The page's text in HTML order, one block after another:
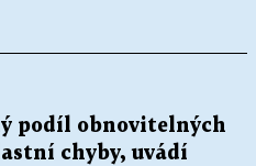
podíl obnovitelných
chyby, uvádí